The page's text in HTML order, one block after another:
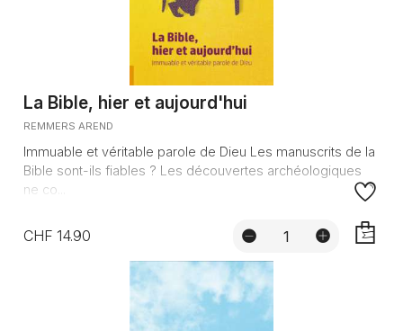
La Bible, hier et aujourd'hui
REMMERS AREND
Immuable et véritable parole de Dieu Les manuscrits de la
Bible sont-ils fiables ? Les découvertes archéologiques
ne co...
CHF 14.90